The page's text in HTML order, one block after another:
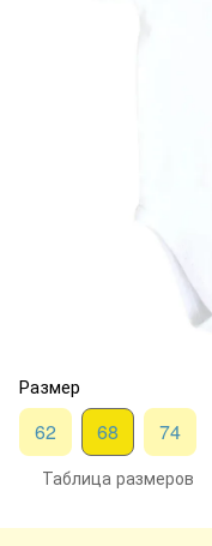
Размер
62 68 74
Таблица размеров